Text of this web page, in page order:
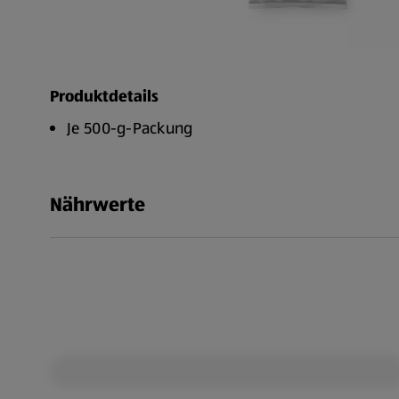
Produktdetails
Je 500-g-Packung
Nährwerte